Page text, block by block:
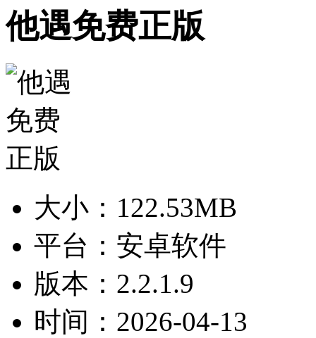
他遇免费正版
大小： 122.53MB
平台： 安卓软件
版本： 2.2.1.9
时间： 2026-04-13